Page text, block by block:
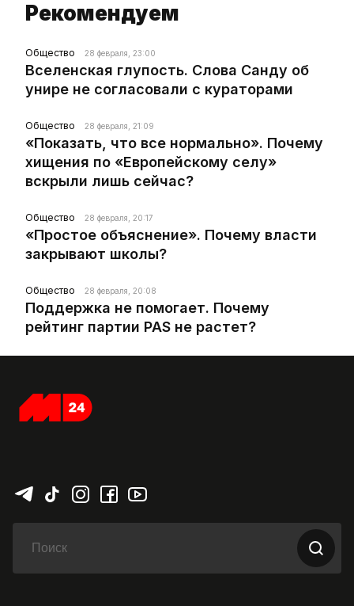
Рекомендуем
Общество 28 февраля, 23:00
Вселенская глупость. Слова Санду об
унире не согласовали с кураторами
Общество 28 февраля, 21:09
«Показать, что все нормально». Почему
хищения по «Европейскому селу»
вскрыли лишь сейчас?
Общество 28 февраля, 20:17
«Простое объяснение». Почему власти
закрывают школы?
Общество 28 февраля, 20:08
Поддержка не помогает. Почему
рейтинг партии PAS не растет?